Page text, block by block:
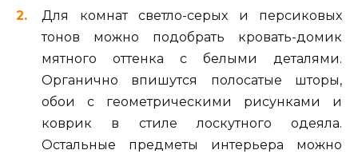
Для комнат светло-серых и персиковых
тонов можно подобрать кровать-домик
мятного оттенка с белыми деталями.
Органично впишутся полосатые шторы,
обои с геометрическими рисунками и
коврик в стиле лоскутного одеяла.
Остальные предметы интерьера можно